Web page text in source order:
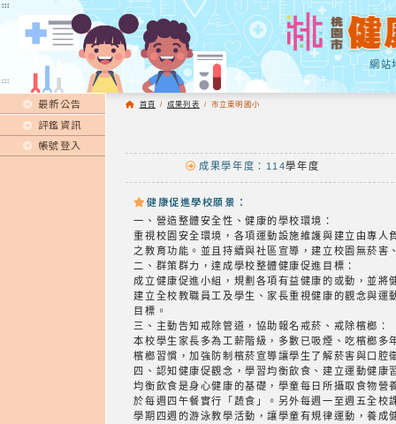
:::
網站
:::
最新公告
評鑑資訊
帳號登入
首頁 / 成果列表 / 市立東明國小
成果學年度：114學年度
健康促進學校願景：
一、營造整體安全性、健康的學校環境：
重視校園安全環境，各項運動設施維護與建立由專
之教育功能。並且持續與社區宣導，建立校園無菸
二、群策群力，達成學校整體健康促進目標：
成立健康促進小組，規劃各項有益健康的或動，並
建立全校教職員工及學生、家長重視健康的觀念與
目標。
三、主動告知戒除管道，協助報名戒菸、戒除檳榔：
本校學生家長多為工薪階級，多數已吸煙、吃檳榔
檳榔習慣，加強防制檳菸宣導讓學生了解菸害與口腔
四、認知健康促觀念，學習均衡飲食、建立運動健康
均衡飲食是身心健康的基礎，學童每日所攝取食物
於每週四午餐實行「蔬食」。另外每週一至週五全
學期四週的游泳教學活動，讓學童有規律運動，養成
:::